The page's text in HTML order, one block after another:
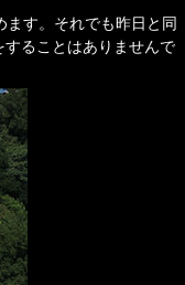
す。それでも昨日と同
することはありませんで